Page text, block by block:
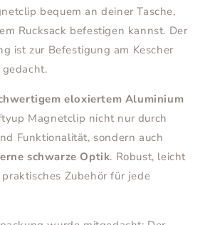
bequem an deiner Tasche,
Rucksack befestigen kannst. Der
ist zur Befestigung am Kescher
eloxiertem Aluminium
Magnetclip nicht nur durch
Funktionalität, sondern auch
schwarze Optik. Robust, leicht
Zubehör für jede